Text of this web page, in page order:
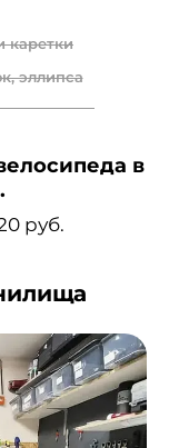
каретки
эллипса
в
руб.